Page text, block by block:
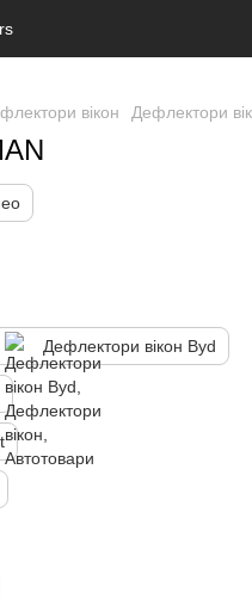
вікон Дефлектори
Дефлектори вікон Byd